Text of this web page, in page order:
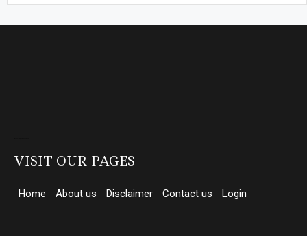
VISIT OUR PAGES
Home About us Disclaimer Contact us Login